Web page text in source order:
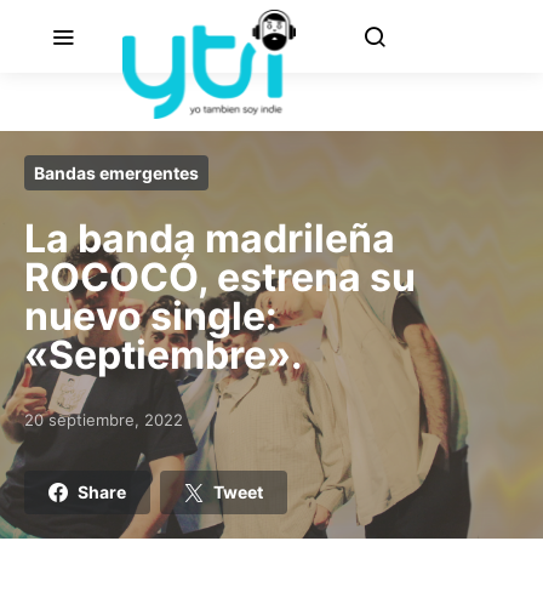
Bandas emergentes
La banda madrileña
ROCOCÓ, estrena su
nuevo single:
«Septiembre».
Posted on
20 septiembre, 2022
Share Tweet